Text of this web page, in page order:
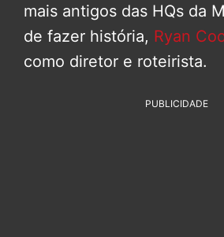
mais antigos das HQs da
de fazer história, Ryan
como diretor e roteirista.
PUBLICIDADE